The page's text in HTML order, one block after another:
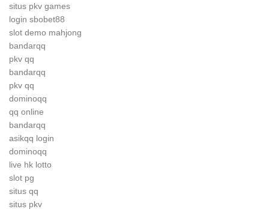
situs pkv games
login sbobet88
slot demo mahjong
bandarqq
pkv qq
bandarqq
pkv qq
dominoqq
qq online
bandarqq
asikqq login
dominoqq
live hk lotto
slot pg
situs qq
situs pkv